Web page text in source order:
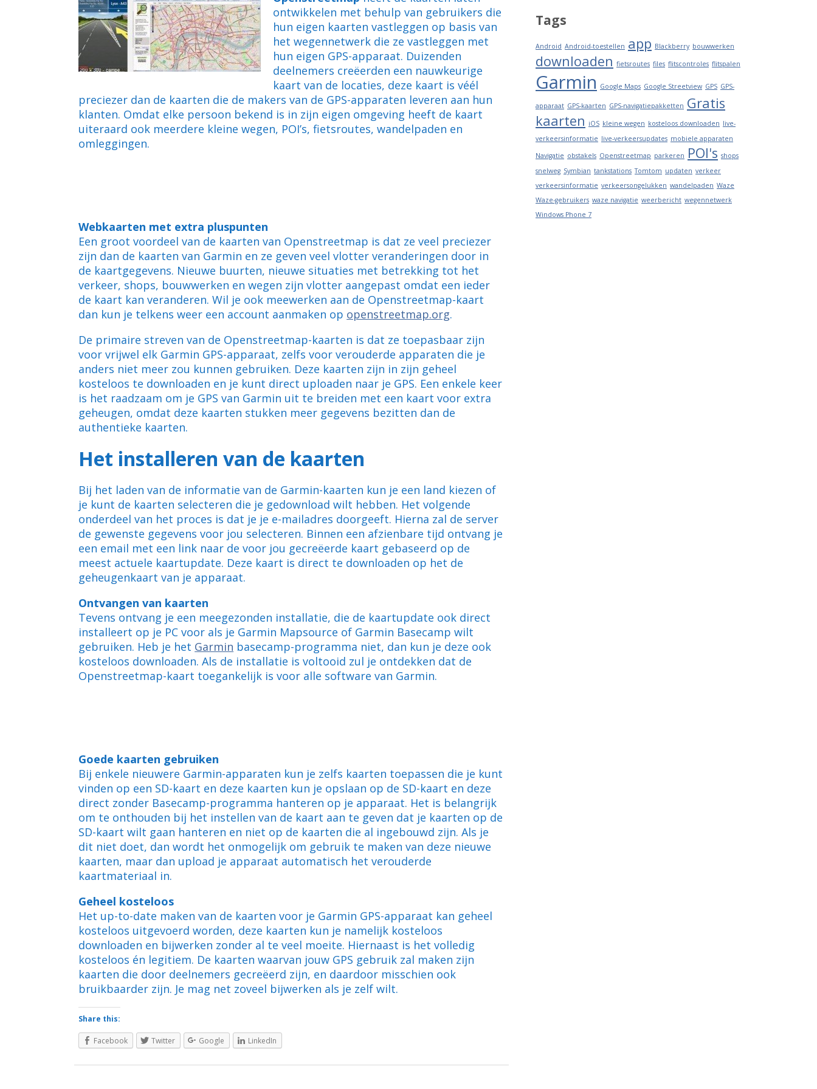
ontwikkelen met behulp van gebruikers die
hun eigen kaarten vastleggen op basis van
het wegennetwerk die ze vastleggen met
hun eigen GPS-apparaat. Duizenden
deelnemers creëerden een nauwkeurige
kaart van de locaties, deze kaart is véél
preciezer dan de kaarten die de makers van de GPS-apparaten leveren aan hun
klanten. Omdat elke persoon bekend is in zijn eigen omgeving heeft de kaart
uiteraard ook meerdere kleine wegen, POI’s, fietsroutes, wandelpaden en
omleggingen.
Webkaarten met extra pluspunten
Een groot voordeel van de kaarten van Openstreetmap is dat ze veel preciezer
zijn dan de kaarten van Garmin en ze geven veel vlotter veranderingen door in
de kaartgegevens. Nieuwe buurten, nieuwe situaties met betrekking tot het
verkeer, shops, bouwwerken en wegen zijn vlotter aangepast omdat een ieder
de kaart kan veranderen. Wil je ook meewerken aan de Openstreetmap-kaart
dan kun je telkens weer een account aanmaken op openstreetmap.org.
De primaire streven van de Openstreetmap-kaarten is dat ze toepasbaar zijn
voor vrijwel elk Garmin GPS-apparaat, zelfs voor verouderde apparaten die je
anders niet meer zou kunnen gebruiken. Deze kaarten zijn in zijn geheel
kosteloos te downloaden en je kunt direct uploaden naar je GPS. Een enkele keer
is het raadzaam om je GPS van Garmin uit te breiden met een kaart voor extra
geheugen, omdat deze kaarten stukken meer gegevens bezitten dan de
authentieke kaarten.
Het installeren van de kaarten
Bij het laden van de informatie van de Garmin-kaarten kun je een land kiezen of
je kunt de kaarten selecteren die je gedownload wilt hebben. Het volgende
onderdeel van het proces is dat je je e-mailadres doorgeeft. Hierna zal de server
de gewenste gegevens voor jou selecteren. Binnen een afzienbare tijd ontvang je
een email met een link naar de voor jou gecreëerde kaart gebaseerd op de
meest actuele kaartupdate. Deze kaart is direct te downloaden op het de
geheugenkaart van je apparaat.
Ontvangen van kaarten
Tevens ontvang je een meegezonden installatie, die de kaartupdate ook direct
installeert op je PC voor als je Garmin Mapsource of Garmin Basecamp wilt
gebruiken. Heb je het Garmin basecamp-programma niet, dan kun je deze ook
kosteloos downloaden. Als de installatie is voltooid zul je ontdekken dat de
Openstreetmap-kaart toegankelijk is voor alle software van Garmin.
Goede kaarten gebruiken
Bij enkele nieuwere Garmin-apparaten kun je zelfs kaarten toepassen die je kunt
vinden op een SD-kaart en deze kaarten kun je opslaan op de SD-kaart en deze
direct zonder Basecamp-programma hanteren op je apparaat. Het is belangrijk
om te onthouden bij het instellen van de kaart aan te geven dat je kaarten op de
SD-kaart wilt gaan hanteren en niet op de kaarten die al ingebouwd zijn. Als je
dit niet doet, dan wordt het onmogelijk om gebruik te maken van deze nieuwe
kaarten, maar dan upload je apparaat automatisch het verouderde
kaartmateriaal in.
Geheel kosteloos
Het up-to-date maken van de kaarten voor je Garmin GPS-apparaat kan geheel
kosteloos uitgevoerd worden, deze kaarten kun je namelijk kosteloos
downloaden en bijwerken zonder al te veel moeite. Hiernaast is het volledig
kosteloos én legitiem. De kaarten waarvan jouw GPS gebruik zal maken zijn
kaarten die door deelnemers gecreëerd zijn, en daardoor misschien ook
bruikbaarder zijn. Je mag net zoveel bijwerken als je zelf wilt.
Share this:
Facebook Twitter Google LinkedIn
Tags
Android Android-toestellen app Blackberry bouwwerken
downloaden fietsroutes files flitscontroles flitspalen
Garmin Google Maps Google Streetview GPS GPS-
apparaat GPS-kaarten GPS-navigatiepakketten Gratis
kaarten iOS kleine wegen kosteloos downloaden live-
verkeersinformatie live-verkeersupdates mobiele apparaten
Navigatie obstakels Openstreetmap parkeren POI's shops
snelweg Symbian tankstations Tomtom updaten verkeer
verkeersinformatie verkeersongelukken wandelpaden Waze
Waze-gebruikers waze navigatie weerbericht wegennetwerk
Windows Phone 7